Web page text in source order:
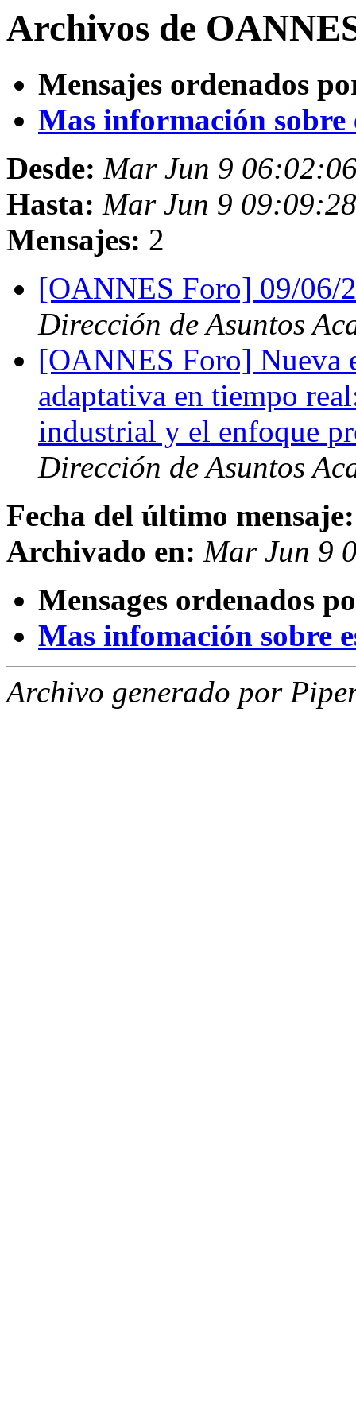
Archivos de
Mensajes ordenados
Mas información sobre
Desde: Mar Jun 9
Hasta: Mar Jun 9
Mensajes: 2
[OANNES Foro] 09/
Dirección de Asuntos
[OANNES Foro] Nueva
adaptativa en tiempo
industrial y el enfoque
Dirección de Asuntos
Fecha del último mensaje:
Archivado en: Mar Jun 9
Mensages ordenados
Mas infomación sobre
Archivo generado por